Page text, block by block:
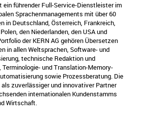
ein führender Full-Service-Dienstleister im
Sprachenmanagements mit über 60
in Deutschland, Österreich, Frankreich,
den Niederlanden, den USA und
der KERN AG gehören Übersetzen
in allen Weltsprachen, Software- und
technische Redaktion und
und Translation-Memory-
sowie Prozessberatung. Die
als zuverlässiger und innovativer Partner
internationalen Kundenstamms
Wirtschaft.